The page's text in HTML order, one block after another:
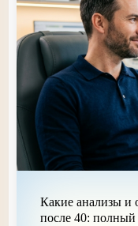
Какие анализы и
после 40: